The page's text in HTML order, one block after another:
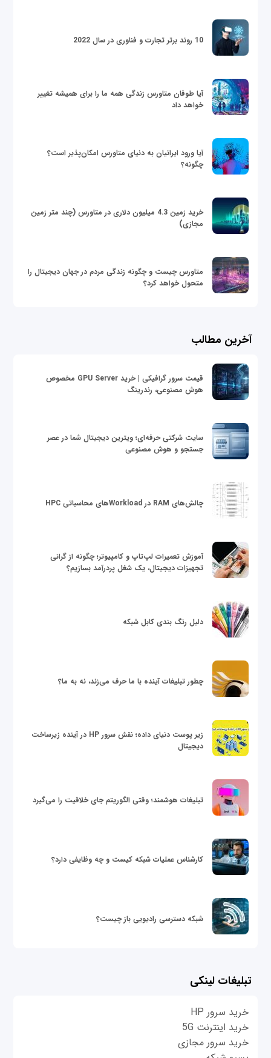
10 روند برتر تجارت و فناوری در سال 2022
آیا طوفان متاورس زندگی همه ما را برای همیشه تغییر
خواهد داد
آیا ورود ایرانیان به دنیای متاورس امکان‌پذیر است؟
چگونه؟
خرید زمین 4.3 میلیون دلاری در متاورس (چند متر زمین
مجازی)
متاورس چیست و چگونه زندگی مردم در جهان دیجیتال را
متحول خواهد کرد؟
آخرین مطالب
قیمت سرور گرافیکی | خرید GPU Server مخصوص
هوش مصنوعی، رندرینگ
سایت شرکتی حرفه‌ای؛ ویترین دیجیتال شما در عصر
جستجو و هوش مصنوعی
چالش‌های RAM در Workloadهای محاسباتی HPC
آموزش تعمیرات لپ‌تاپ و کامپیوتر؛ چگونه از گرانی
تجهیزات دیجیتال، یک شغل پردرآمد بسازیم؟
دلیل رنگ بندی کابل شبکه
چطور تبلیغات آینده با ما حرف می‌زند، نه به ما؟
زیر پوست دنیای داده؛ نقش سرور HP در آینده زیرساخت
دیجیتال
تبلیغات هوشمند؛ وقتی الگوریتم جای خلاقیت را می‌گیرد
کارشناس عملیات شبکه کیست و چه وظایفی دارد؟
شبکه دسترسی رادیویی باز چیست؟
تبلیغات لینکی
خرید سرور HP
خرید اینترنت 5G
خرید سرور مجازی